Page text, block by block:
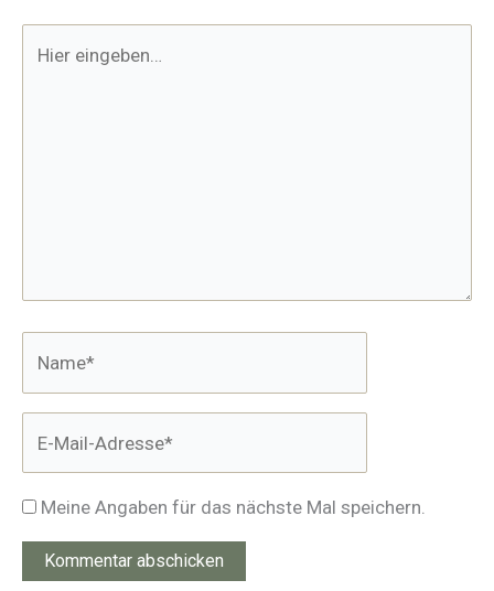
eingeben…
Mail-
Meine Angaben für das nächste Mal speichern.